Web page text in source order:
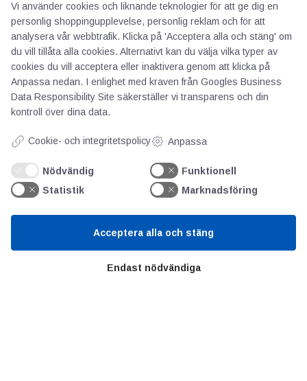
AOTI
Om oss
Priser
GDPR
Kunskapscentrum
Chalmers Industriteknik
Vi använder cookies och liknande teknologier för att ge dig en
personlig shoppingupplevelse, personlig reklam och för att
analysera vår webbtrafik. Klicka på 'Acceptera alla och stäng' om
du vill tillåta alla cookies. Alternativt kan du välja vilka typer av
cookies du vill acceptera eller inaktivera genom att klicka på
Anpassa nedan. I enlighet med kraven från Googles Business
Data Responsibility Site säkerställer vi transparens och din
kontroll över dina data.
Cookie- och integritetspolicy Anpassa
Nödvändig
Funktionell
Statistik
Marknadsföring
Endast nödvändiga
Acceptera alla och stäng